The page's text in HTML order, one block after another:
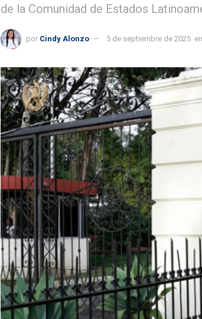
de la Comunidad de Estados
por Cindy Alonzo 5 de septiembre de 2025 en